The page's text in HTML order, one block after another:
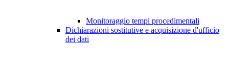
Monitoraggio tempi procedimentali
Dichiarazioni sostitutive e acquisizione d'ufficio
dei dati